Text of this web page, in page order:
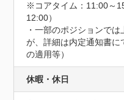
※コアタイム：11:00～
12:00）
・一部のポジションで
が、詳細は内定通知書に
の適用等）
休暇・休日